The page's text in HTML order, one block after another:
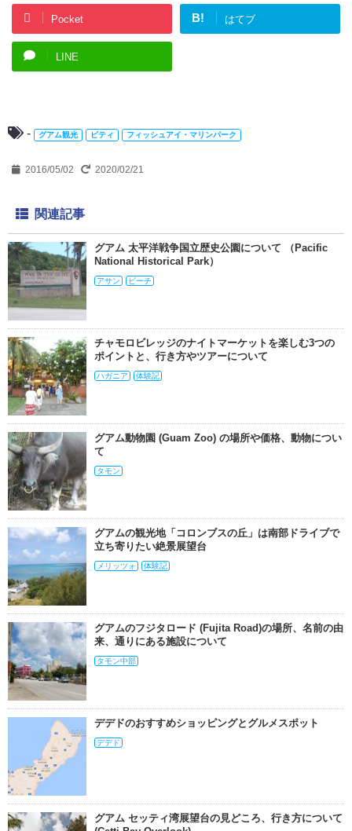
Pocket B! はてブ
LINE
- グアム観光 ピティ フィッシュアイ・マリンパーク
2016/05/02 2020/02/21
関連記事
グアム 太平洋戦争国立歴史公園について （Pacific
National Historical Park）
アサン ビーチ
チャモロビレッジのナイトマーケットを楽しむ3つの
ポイントと、行き方やツアーについて
ハガニア 体験記
グアム動物園 (Guam Zoo) の場所や価格、動物につい
て
タモン
グアムの観光地「コロンブスの丘」は南部ドライブで
立ち寄りたい絶景展望台
メリッツォ 体験記
グアムのフジタロード (Fujita Road)の場所、名前の由
来、通りにある施設について
タモン中部
デデドのおすすめショッピングとグルメスポット
デデド
グアム セッティ湾展望台の見どころ、行き方について